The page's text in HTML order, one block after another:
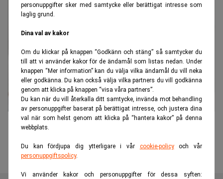
personuppgifter sker med samtycke eller berättigat intresse som
laglig grund.
Dina val av kakor
Om du klickar på knappen “Godkänn och stäng” så samtycker du
till att vi använder kakor för de ändamål som listas nedan. Under
knappen “Mer information” kan du välja vilka ändamål du vill neka
eller godkänna. Du kan också välja vilka partners du vill godkänna
genom att klicka på knappen “visa våra partners”.
Du kan när du vill återkalla ditt samtycke, invända mot behandling
av personuppgifter baserat på berättigat intresse, och justera dina
val när som helst genom att klicka på “hantera kakor” på denna
webbplats.
Du kan fördjupa dig ytterligare i vår cookie-policyoch vår
personuppgiftspolicy.
Vi använder kakor och personuppgifter för dessa syften:
"Talangkriget är i full gång"